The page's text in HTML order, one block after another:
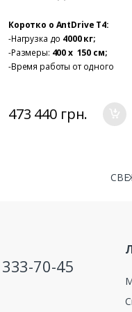
Коротко о AntDrive T4:
-Нагрузка до 4000 кг;
-Размеры: 400 х 150 см;
-Время работы от одного
–Двигатель: 3
473 440 грн.
70-45